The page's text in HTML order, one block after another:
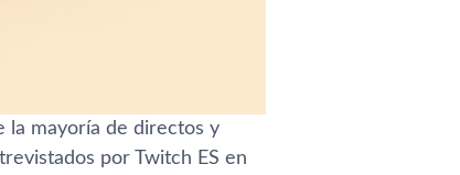
la mayoría de directos y
por Twitch ES en